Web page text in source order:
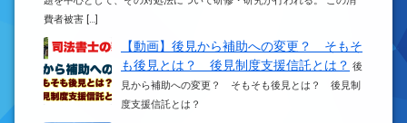
費者被害 […]
【動画】後見から補助への変更？ そもそ
も後見とは？ 後見制度支援信託とは？ 後
見から補助への変更？ そもそも後見とは？ 後見制
度支援信託とは？